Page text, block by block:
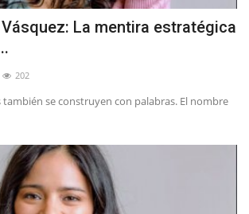
La mentira estratégica
202
también se construyen con palabras. El nombre